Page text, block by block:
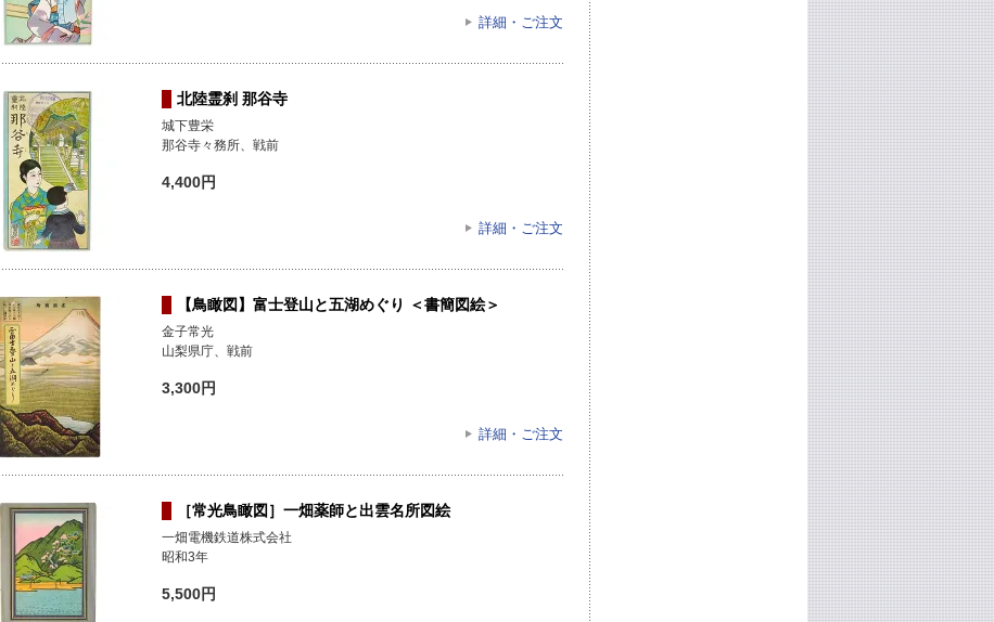
詳細・ご注文
北陸霊刹 那谷寺
城下豊栄
那谷寺々務所、戦前
4,400円
詳細・ご注文
【鳥瞰図】富士登山と五湖めぐり ＜書簡図絵＞
金子常光
山梨県庁、戦前
3,300円
詳細・ご注文
［常光鳥瞰図］一畑薬師と出雲名所図絵
一畑電機鉄道株式会社
昭和3年
5,500円